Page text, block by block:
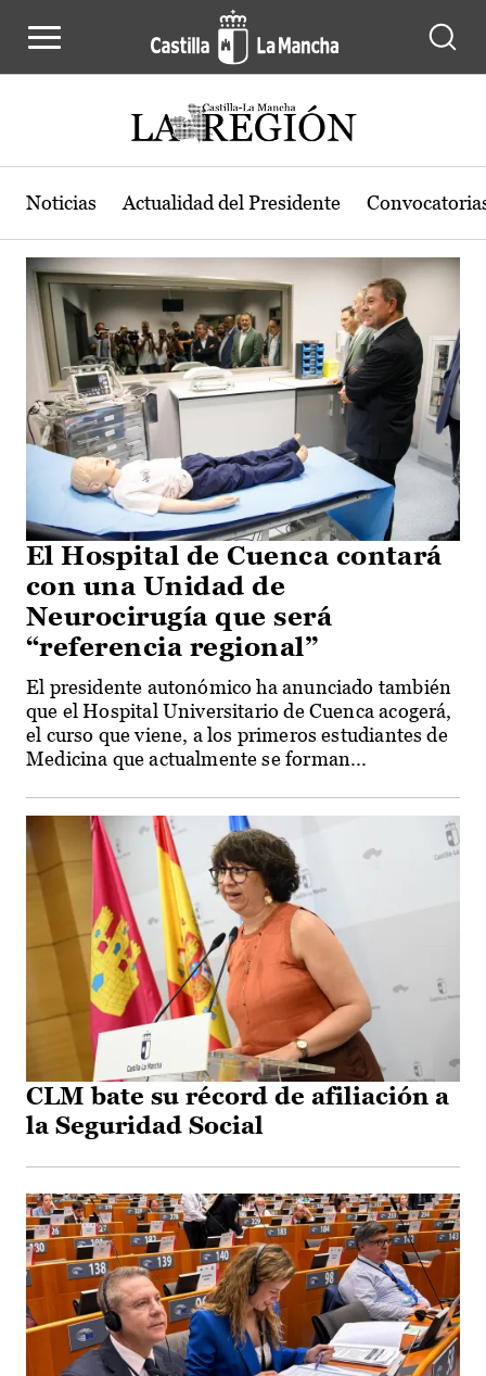
Actualidad de la región de Castilla-
Noticias Actualidad del Presidente
El Hospital de Cuenca contará
con una Unidad de
Neurocirugía que será
“referencia regional”
El presidente autonómico ha anunciado también
que el Hospital Universitario de Cuenca acogerá,
el curso que viene, a los primeros estudiantes de
Medicina que actualmente se forman...
CLM bate su récord de afiliación a
la Seguridad Social